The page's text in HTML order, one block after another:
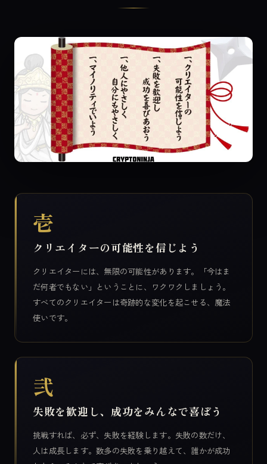
壱
クリエイターの可能性を信じよう
クリエイターには、無限の可能性があります。「今はま
だ何者でもない」ということに、ワクワクしましょう。
すべてのクリエイターは奇跡的な変化を起こせる、魔法
使いです。
弐
失敗を歓迎し、成功をみんなで喜ぼう
挑戦すれば、必ず、失敗を経験します。失敗の数だけ、
人は成長します。数多の失敗を乗り越えて、誰かが成功